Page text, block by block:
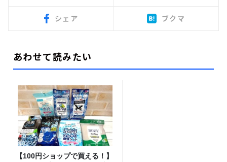
シェア ブクマ
あわせて読みたい
【100円ショップで買える！】